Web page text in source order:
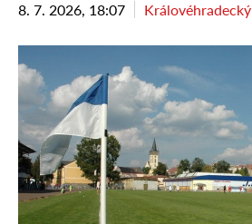
8. 7. 2026, 18:07 Královéhradecký